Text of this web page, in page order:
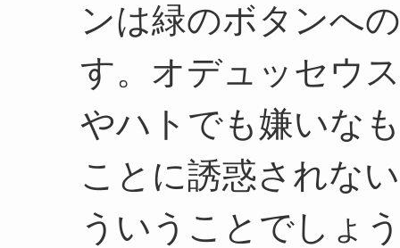
ンは緑のボタンへ
す。オデュッセウ
やハトでも嫌いな
ことに誘惑されな
ういうことでしょ